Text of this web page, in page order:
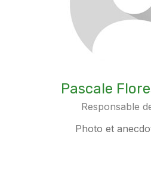
Pascale
Responsable
Photo et